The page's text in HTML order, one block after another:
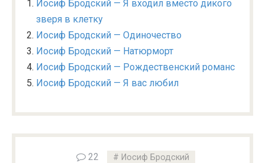
Иосиф Бродский — Я входил вместо дикого
зверя в клетку
Иосиф Бродский — Одиночество
Иосиф Бродский — Натюрморт
Иосиф Бродский — Рождественский романс
Иосиф Бродский — Я вас любил
22 Иосиф Бродский